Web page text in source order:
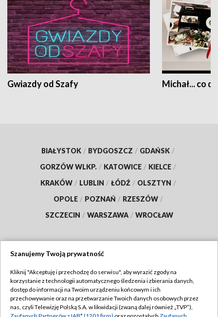
Gwiazdy od Szafy Michał... co
BIAŁYSTOK / BYDGOSZCZ / GDAŃSK /
GORZÓW WLKP. / KATOWICE / KIELCE /
KRAKÓW / LUBLIN / ŁÓDŹ / OLSZTYN /
OPOLE / POZNAŃ / RZESZÓW /
SZCZECIN / WARSZAWA / WROCŁAW
TVP
Abonament TVP
Emisja w TVP
Regulamin TVP
Szanujemy Twoją prywatność
Kliknij "Akceptuję i przechodzę do serwisu", aby wyrazić zgody na
korzystanie z technologii automatycznego śledzenia i zbierania danych,
dostęp do informacji na Twoim urządzeniu końcowym i ich
przechowywanie oraz na przetwarzanie Twoich danych osobowych przez
nas, czyli Telewizję Polską S.A. w likwidacji (zwaną dalej również „TVP”),